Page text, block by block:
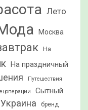
Лето
Москва
На
На праздничный
Путешествия
Сытный
Украина бренд